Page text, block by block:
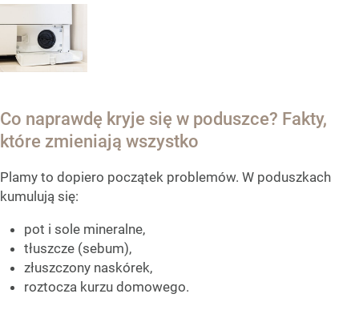
Co naprawdę kryje się w poduszce? Fakty,
które zmieniają wszystko
Plamy to dopiero początek problemów. W poduszkach
kumulują się:
pot i sole mineralne,
tłuszcze (sebum),
złuszczony naskórek,
roztocza kurzu domowego.